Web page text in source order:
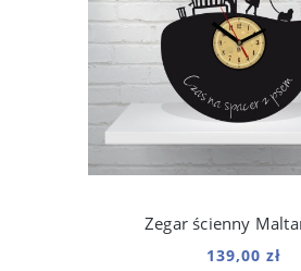
Zegar ścienny
139,00 zł